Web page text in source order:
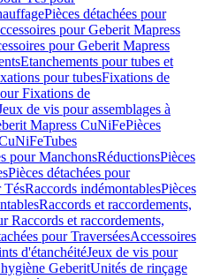
Pièces détachées pour
pour Geberit Mapress
pour Geberit Mapress
Etanchements pour tubes et
pour tubesFixations de
Fixations de
de vis pour assemblages à
Mapress CuNiFePièces
Tubes
pour ManchonsRéductionsPièces
Pièces détachées pour
TésRaccords indémontablesPièces
Raccords et raccordements,
Raccords et raccordements,
pour TraverséesAccessoires
d'étanchéitéJeux de vis pour
GeberitUnités de rinçage